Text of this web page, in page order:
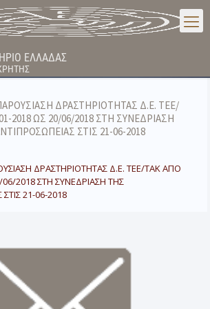
ΕΛΛΑΔΑΣ
ΔΡΑΣΤΗΡΙΟΤΗΤΑΣ Δ.Ε. ΤΕΕ/
2018 ΩΣ 20/06/2018 ΣΤΗ ΣΥΝΕΔΡΙΑΣΗ
ΣΤΙΣ 21-06-2018
ΔΡΑΣΤΗΡΙΟΤΗΤΑΣ Δ.Ε. ΤΕΕ/ΤΑΚ ΑΠΟ
06/2018 ΣΤΗ ΣΥΝΕΔΡΙΑΣΗ ΤΗΣ
21-06-2018